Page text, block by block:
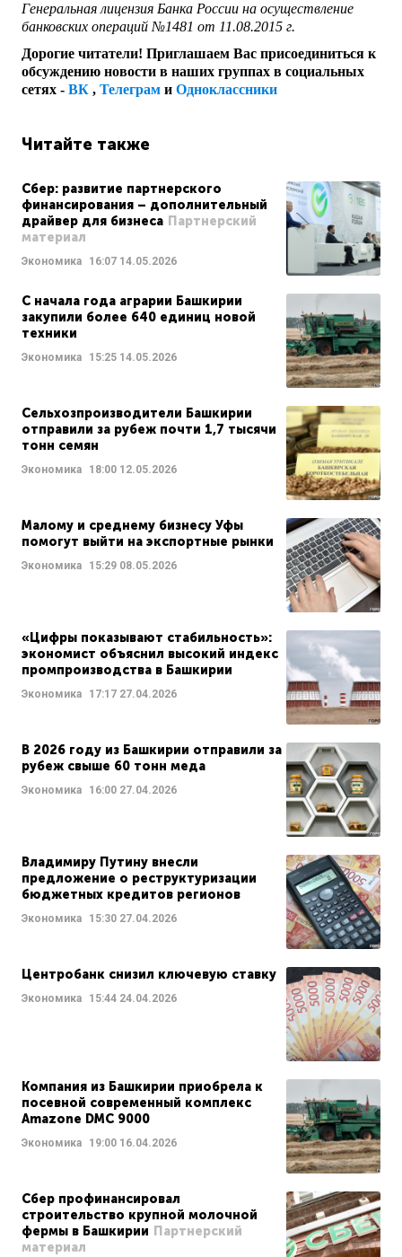
Генеральная лицензия Банка России на осуществление
банковских операций №1481 от 11.08.2015 г.
Дорогие читатели! Приглашаем Вас присоединиться к
обсуждению новости в наших группах в социальных
сетях - ВК , Телеграм и Одноклассники
Читайте также
Сбер: развитие партнерского
финансирования – дополнительный
драйвер для бизнеса Партнерский
материал
Экономика 16:07 14.05.2026
С начала года аграрии Башкирии
закупили более 640 единиц новой
техники
Экономика 15:25 14.05.2026
Сельхозпроизводители Башкирии
отправили за рубеж почти 1,7 тысячи
тонн семян
Экономика 18:00 12.05.2026
Малому и среднему бизнесу Уфы
помогут выйти на экспортные рынки
Экономика 15:29 08.05.2026
«Цифры показывают стабильность»:
экономист объяснил высокий индекс
промпроизводства в Башкирии
Экономика 17:17 27.04.2026
В 2026 году из Башкирии отправили за
рубеж свыше 60 тонн меда
Экономика 16:00 27.04.2026
Владимиру Путину внесли
предложение о реструктуризации
бюджетных кредитов регионов
Экономика 15:30 27.04.2026
Центробанк снизил ключевую ставку
Экономика 15:44 24.04.2026
Компания из Башкирии приобрела к
посевной современный комплекс
Amazone DMC 9000
Экономика 19:00 16.04.2026
Сбер профинансировал
строительство крупной молочной
фермы в Башкирии Партнерский
материал